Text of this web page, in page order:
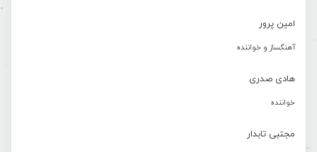
امین پرور
آهنگساز و خواننده
هادی صدری
خواننده
مجتبی تابدار